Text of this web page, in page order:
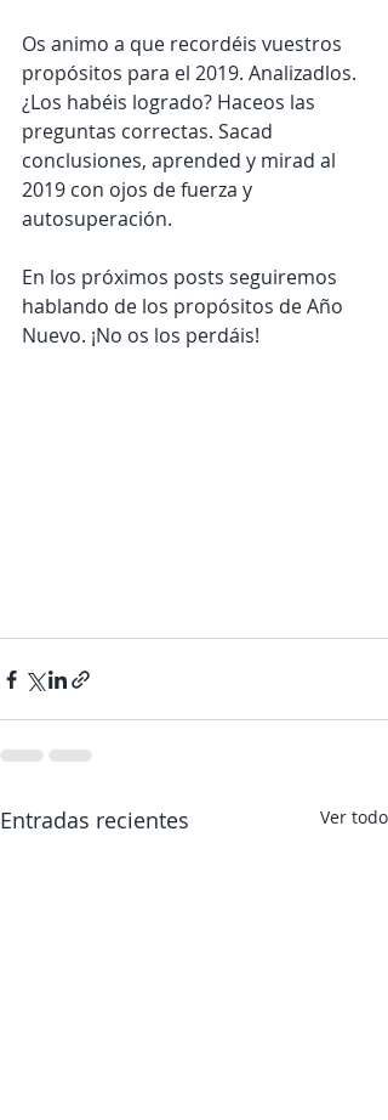
Os animo a que recordéis vuestros
propósitos para el 2019. Analizadlos.
¿Los habéis logrado? Haceos las
preguntas correctas. Sacad
conclusiones, aprended y mirad al
2019 con ojos de fuerza y
autosuperación.
En los próximos posts seguiremos
hablando de los propósitos de Año
Nuevo. ¡No os los perdáis!
Entradas recientes Ver todo